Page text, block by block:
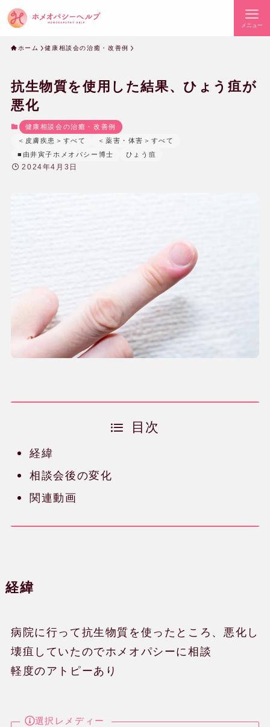
メニュー
ホーム 健康相談会の治癒・改善例
抗生物質を使用した結果、ひょう疽が
悪化
健康相談会の治癒・改善例
＜皮膚疾患＞すべて
＜薬害・体害＞すべて
■由井寅子ホメオパシー博士
ひょう疽
2024年4月3日
目次
経緯
相談会後の変化
関連動画
経緯
病院に行って抗生物質を使ったところ、悪化し
壊疽していたのでホメオパシーに相談
軽度のアトピーあり
選択レメディー